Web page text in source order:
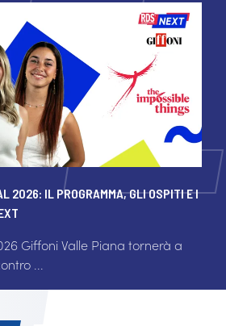
2026: IL PROGRAMMA, GLI OSPITI E I
Giffoni Valle Piana tornerà a
...